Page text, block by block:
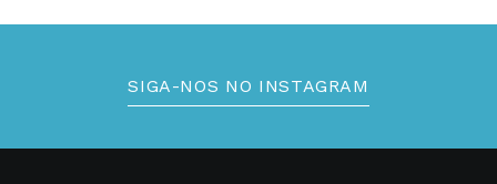
SIGA-NOS NO INSTAGRAM